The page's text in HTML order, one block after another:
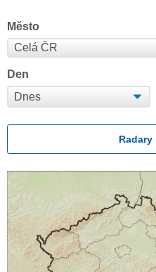
Město
Den
Radary